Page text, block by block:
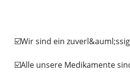
☑️Wir sind ein
☑️Alle unsere Medikamente